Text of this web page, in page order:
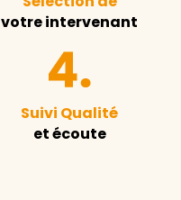
votre intervenant
Suivi Qualité
et écoute